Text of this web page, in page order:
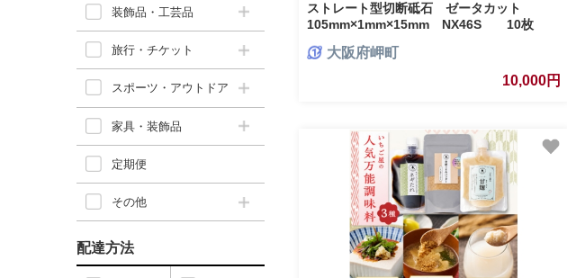
装飾品・工芸品
旅行・チケット
スポーツ・アウトドア
家具・装飾品
定期便
その他
配達方法
ストレート型切断砥石 ゼータカット
105mm×1mm×15mm NX46S 10枚
大阪府岬町
10,000円